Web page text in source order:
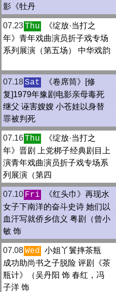
影《牡丹
07.23Thu
《绽放·当打之
年》青年戏曲演员折子戏专场
系列展演（第五场） 中华戏韵
07.18Sat
《卷席筒》[修
复]1979年豫剧电影亲母毒死
继父 诬害嫂嫂 小苍娃以身替
罪被判死
07.16Thu
《绽放·当打之
年》晋剧 上党梆子经典剧目上
演青年戏曲演员折子戏专场系
列展演（第四
07.10 Fri
《红头巾》再现水
女子下南洋的奋斗史诗 她们以
血汗写就侨乡信义 粤剧（曾小
敏 饰
07.08Wed 小姐丫鬟摔茶瓶
成功助尚书之子脱险 评剧《茶
瓶计》（吴丹阳 饰 春红，冯
子洋 饰